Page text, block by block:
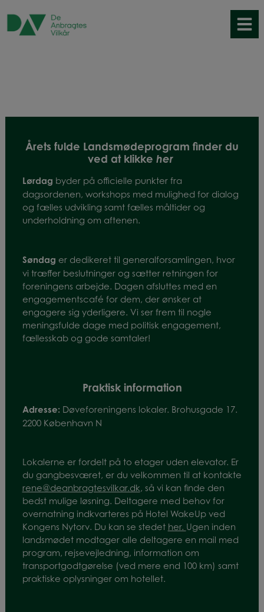
indholdet
Årets fulde Landsmødeprogram finder du
ved at klikke her
Lørdag byder på officielle punkter fra
dagsordenen, workshops med mulighed for dialog
og fælles udvikling samt fælles måltider og
underholdning om aftenen.
Søndag er dedikeret til generalforsamlingen, hvor
vi træffer beslutninger og sætter retningen for
foreningens arbejde. Dagen afsluttes med en
engagementscafé for dem, der ønsker at
engagere sig yderligere. Vi ser frem til nogle
meningsfulde dage med politisk engagement,
fællesskab og gode samtaler!
Praktisk information
Adresse: Døveforeningens lokaler. Brohusgade 17.
2200 København N
Lokalerne er fordelt på to etager uden elevator. Er
du gangbesværet, er du velkommen til at kontakte
rene@deanbragtesvilkar.dk, så vi kan finde den
bedst mulige løsning. Deltagere med behov for
overnatning indkvarteres på Hotel WakeUp ved
Kongens Nytorv. Du kan se stedet her. Ugen inden
landsmødet modtager alle deltagere en mail med
program, rejsevejledning, information om
transportgodtgørelse (ved mere end 100 km) samt
praktiske oplysninger om hotellet.